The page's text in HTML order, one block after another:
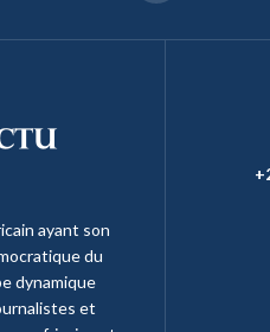
ayant son
du
dynamique
et